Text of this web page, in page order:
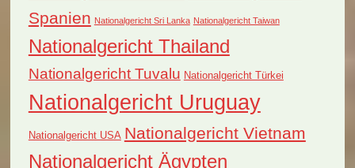
Spanien Nationalgericht Sri Lanka Nationalgericht Taiwan
Nationalgericht Thailand
Nationalgericht Tuvalu Nationalgericht Türkei
Nationalgericht Uruguay
Nationalgericht USA Nationalgericht Vietnam
Nationalgericht Ägypten